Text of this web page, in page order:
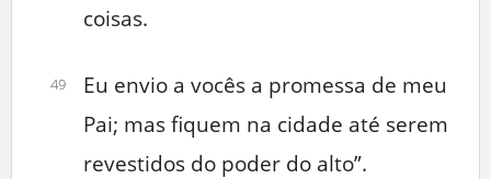
coisas.
49
Eu envio a vocês a promessa de meu
Pai; mas fiquem na cidade até serem
revestidos do poder do alto”.